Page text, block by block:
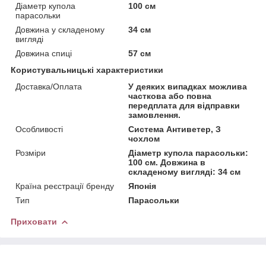
Діаметр купола
парасольки
100 см
Довжина у складеному
вигляді
34 см
Довжина спиці
57 см
Користувальницькі характеристики
Доставка/Оплата
У деяких випадках можлива
часткова або повна
передплата для відправки
замовлення.
Особливості
Система Антиветер, З
чохлом
Розміри
Діаметр купола парасольки:
100 см. Довжина в
складеному вигляді: 34 см
Країна реєстрації бренду
Японія
Тип
Парасольки
Приховати